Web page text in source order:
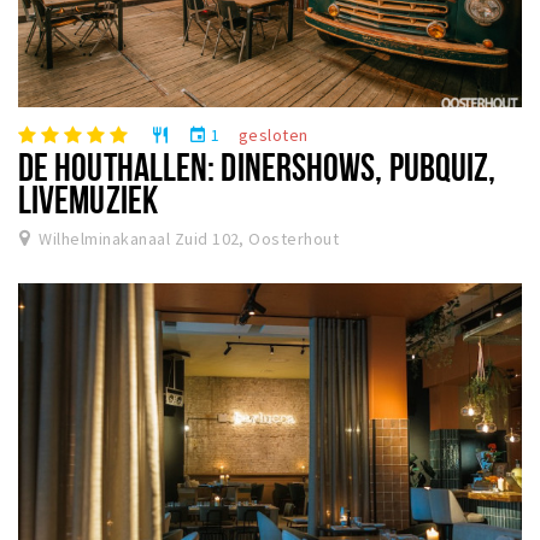
restaurant event 1 gesloten
DE HOUTHALLEN: DINERSHOWS, PUBQUIZ,
LIVEMUZIEK
Wilhelminakanaal Zuid 102, Oosterhout